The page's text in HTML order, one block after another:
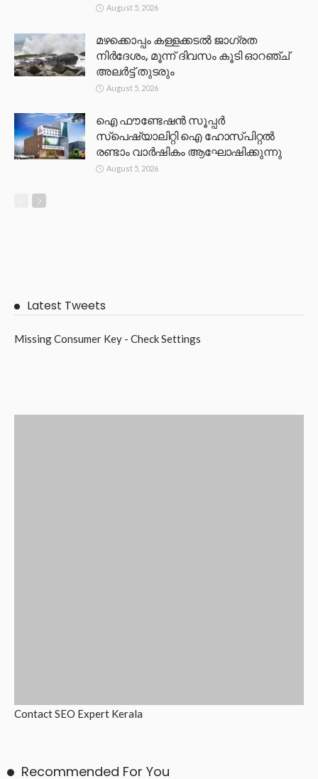
August 5, 2026
മഴക്കൊപ്പം കള്ളക്കടൽ ജാഗ്രത
നിർദേശം, മൂന്ന് ദിവസം കൂടി ഓറഞ്ച്
അലർട്ട് തുടരും
August 5, 2026
ഐ ഫൗണ്ടേഷൻ സൂപ്പർ
സ്പെഷ്യാലിറ്റി ഐ ഹോസ്പിറ്റൽ
രണ്ടാം വാർഷികം ആഘോഷിക്കുന്നു
August 5, 2026
Latest Tweets
Missing Consumer Key - Check Settings
ContactSEO Expert Kerala
Recommended For You